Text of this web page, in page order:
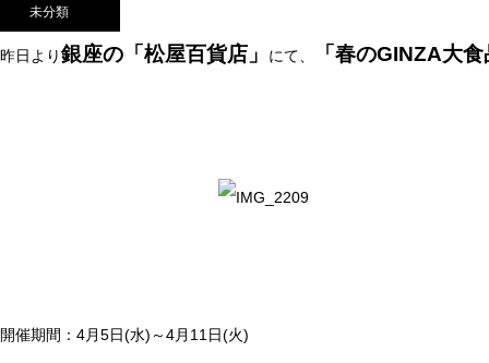
未分類
昨日より銀座の「松屋百貨店」 にて、 「春のGINZA大
開催期間：4月5日(水)～4月11日(火)